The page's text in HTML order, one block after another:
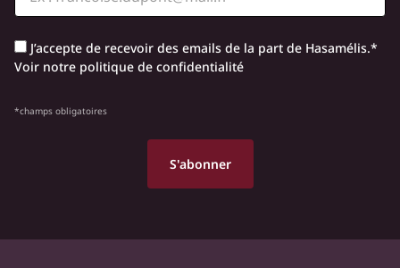
J’accepte de recevoir des emails de la part de Hasamélis.*
Voir notre politique de confidentialité
*champs obligatoires